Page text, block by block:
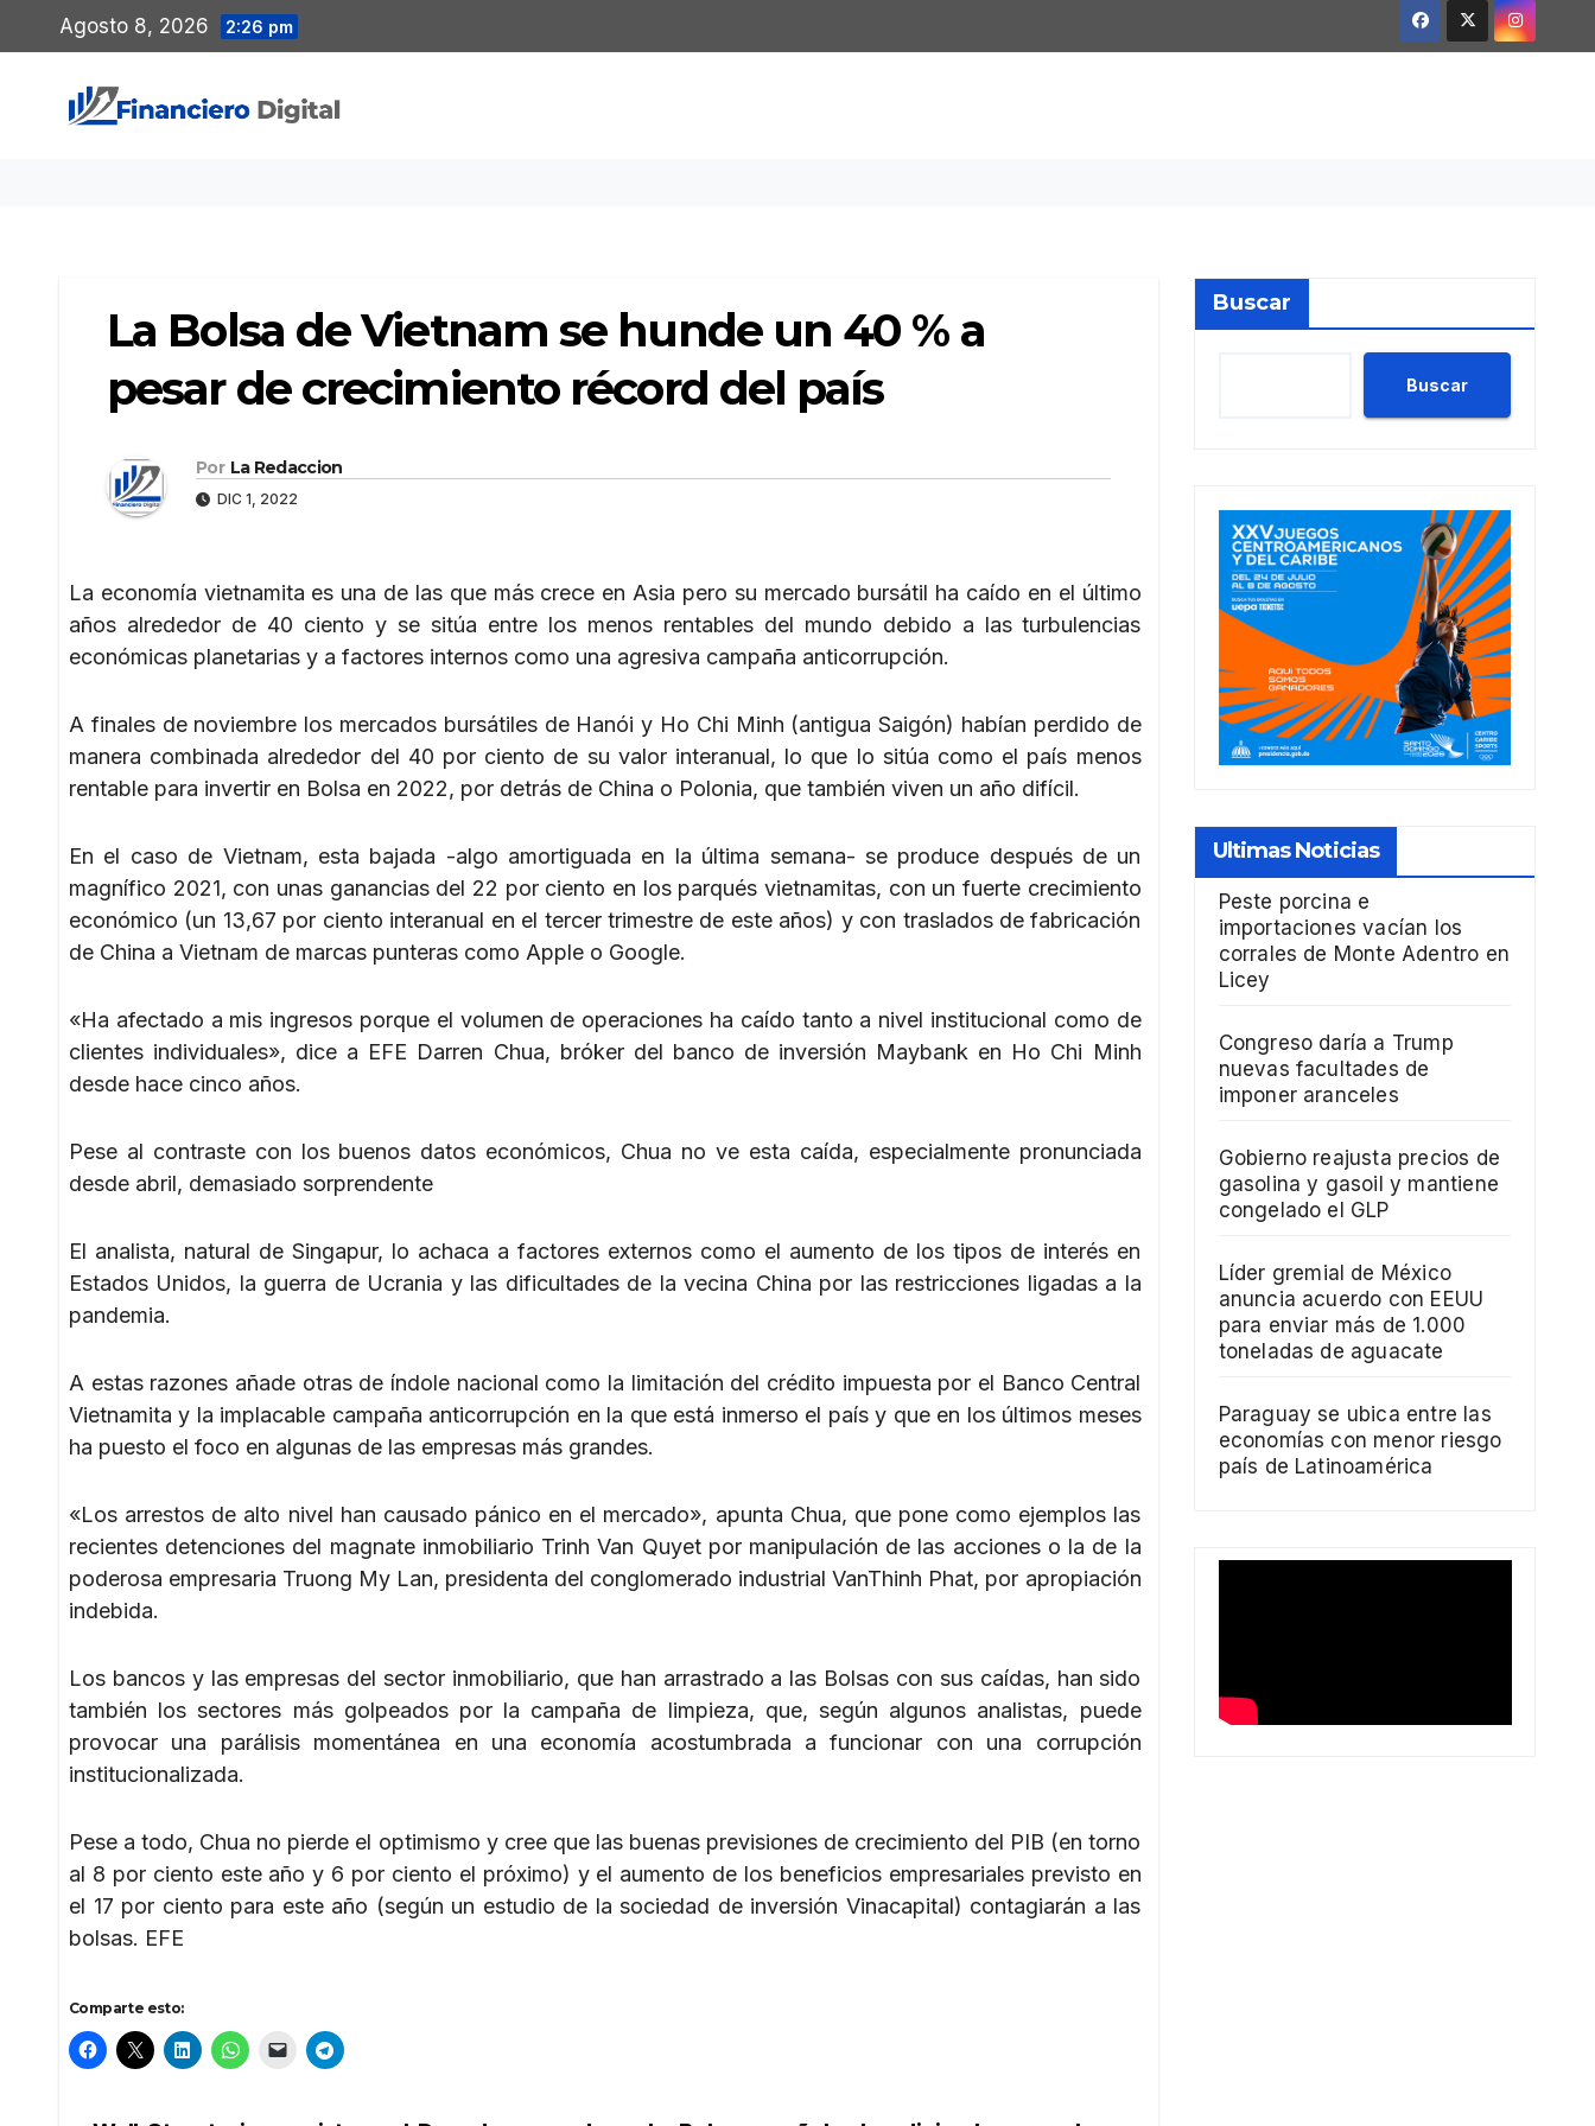
al
contenido
Agosto 8, 2026 2:26 pm
La Bolsa de Vietnam se hunde un 40 % a
pesar de crecimiento récord del país
Por La Redaccion
DIC 1, 2022
La economía vietnamita es una de las que más crece en Asia pero su mercado bursátil ha caído en el último
años alrededor de 40 ciento y se sitúa entre los menos rentables del mundo debido a las turbulencias
económicas planetarias y a factores internos como una agresiva campaña anticorrupción.
A finales de noviembre los mercados bursátiles de Hanói y Ho Chi Minh (antigua Saigón) habían perdido de
manera combinada alrededor del 40 por ciento de su valor interanual, lo que lo sitúa como el país menos
rentable para invertir en Bolsa en 2022, por detrás de China o Polonia, que también viven un año difícil.
En el caso de Vietnam, esta bajada -algo amortiguada en la última semana- se produce después de un
magnífico 2021, con unas ganancias del 22 por ciento en los parqués vietnamitas, con un fuerte crecimiento
económico (un 13,67 por ciento interanual en el tercer trimestre de este años) y con traslados de fabricación
de China a Vietnam de marcas punteras como Apple o Google.
«Ha afectado a mis ingresos porque el volumen de operaciones ha caído tanto a nivel institucional como de
clientes individuales», dice a EFE Darren Chua, bróker del banco de inversión Maybank en Ho Chi Minh
desde hace cinco años.
Pese al contraste con los buenos datos económicos, Chua no ve esta caída, especialmente pronunciada
desde abril, demasiado sorprendente
El analista, natural de Singapur, lo achaca a factores externos como el aumento de los tipos de interés en
Estados Unidos, la guerra de Ucrania y las dificultades de la vecina China por las restricciones ligadas a la
pandemia.
A estas razones añade otras de índole nacional como la limitación del crédito impuesta por el Banco Central
Vietnamita y la implacable campaña anticorrupción en la que está inmerso el país y que en los últimos meses
ha puesto el foco en algunas de las empresas más grandes.
«Los arrestos de alto nivel han causado pánico en el mercado», apunta Chua, que pone como ejemplos las
recientes detenciones del magnate inmobiliario Trinh Van Quyet por manipulación de las acciones o la de la
poderosa empresaria Truong My Lan, presidenta del conglomerado industrial VanThinh Phat, por apropiación
indebida.
Los bancos y las empresas del sector inmobiliario, que han arrastrado a las Bolsas con sus caídas, han sido
también los sectores más golpeados por la campaña de limpieza, que, según algunos analistas, puede
provocar una parálisis momentánea en una economía acostumbrada a funcionar con una corrupción
institucionalizada.
Pese a todo, Chua no pierde el optimismo y cree que las buenas previsiones de crecimiento del PIB (en torno
al 8 por ciento este año y 6 por ciento el próximo) y el aumento de los beneficios empresariales previsto en
el 17 por ciento para este año (según un estudio de la sociedad de inversión Vinacapital) contagiarán a las
bolsas. EFE
Comparte esto:
Buscar
Buscar
Ultimas Noticias
Peste porcina e
importaciones vacían los
corrales de Monte Adentro en
Licey
Congreso daría a Trump
nuevas facultades de
imponer aranceles
Gobierno reajusta precios de
gasolina y gasoil y mantiene
congelado el GLP
Líder gremial de México
anuncia acuerdo con EEUU
para enviar más de 1.000
toneladas de aguacate
Paraguay se ubica entre las
economías con menor riesgo
país de Latinoamérica